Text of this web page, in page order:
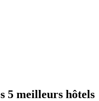
5 meilleurs hôtels